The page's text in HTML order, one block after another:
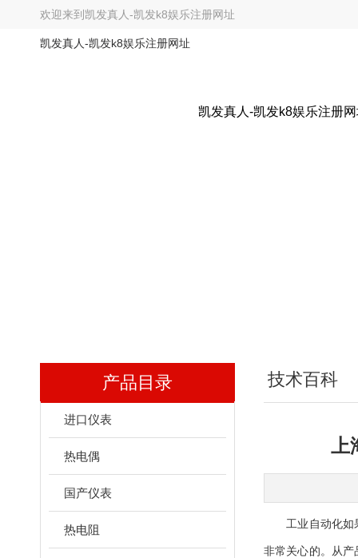
欢迎来到 凯发真人-凯发k8娱乐注册网址
凯发真人-凯发k8娱乐注册网址
凯发真人-凯发k8娱乐注册
产品目录
进口仪表
热电偶
国产仪表
热电阻
技术百科
上
工业自动化如果
非常关心的。从